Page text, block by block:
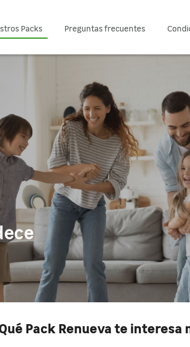
Packs Preguntas frecuentes
Pack Renueva te interesa